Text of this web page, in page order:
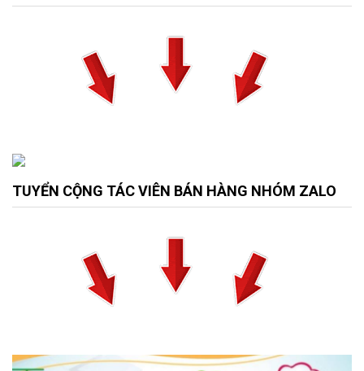
TUYỂN CỘNG TÁC VIÊN BÁN HÀNG NHÓM ZALO